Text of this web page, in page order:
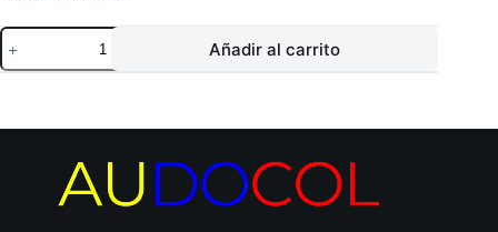
Electrobomba
SHIMGE
|
Profundo
Añadir al carrito